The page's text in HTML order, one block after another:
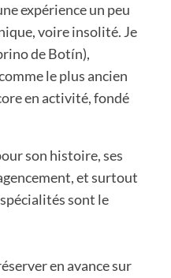
expérience un peu
voire insolité. Je
de Botín),
le plus ancien
en activité, fondé
son histoire, ses
et surtout
sont le
en avance sur